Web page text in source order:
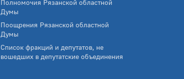
Полномочия Рязанской областной
Думы
Поощрения Рязанской областной
Думы
Список фракций и депутатов, не
вошедших в депутатские объединения